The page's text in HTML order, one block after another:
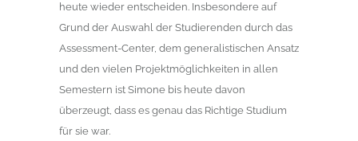
heute wieder entscheiden. Insbesondere auf
Grund der Auswahl der Studierenden durch das
Assessment-Center, dem generalistischen Ansatz
und den vielen Projektmöglichkeiten in allen
Semestern ist Simone bis heute davon
überzeugt, dass es genau das Richtige Studium
für sie war.